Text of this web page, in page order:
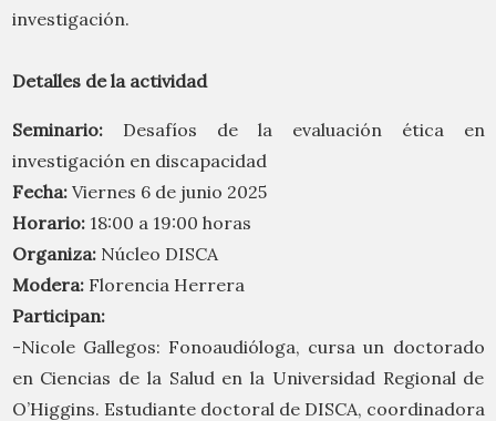
investigación.
Detalles de la actividad
Seminario:Desafíos de la evaluación ética en
investigación en discapacidad
Fecha:Viernes 6 de junio 2025
Horario:18:00 a 19:00 horas
Organiza:Núcleo DISCA
Modera:Florencia Herrera
Participan:
-Nicole Gallegos: Fonoaudióloga, cursa un doctorado
en Ciencias de la Salud en la Universidad Regional de
O’Higgins. Estudiante doctoral de DISCA, coordinadora